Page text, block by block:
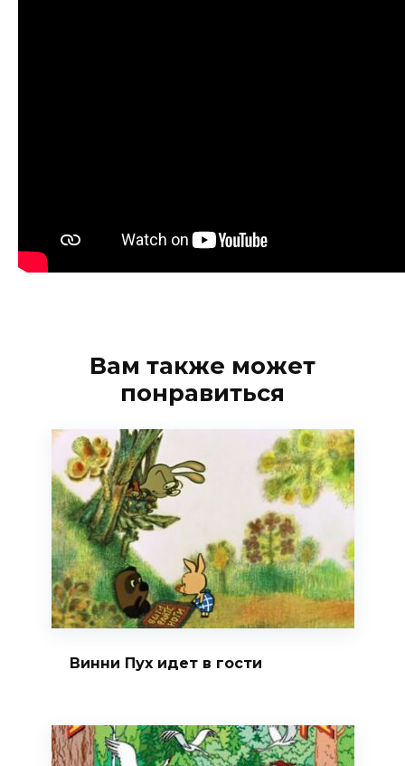
Вам также может
понравиться
Винни Пух идет в гости